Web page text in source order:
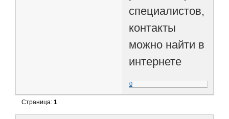
специалистов,
контакты
можно найти в
интернете
0
Страница:1